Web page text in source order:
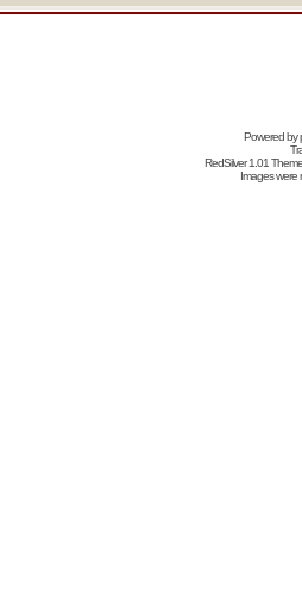
Powered by
RedSilver 1.01
Images were